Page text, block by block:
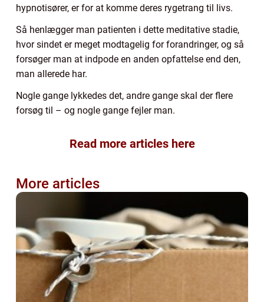
hypnotisører, er for at komme deres rygetrang til livs.
Så henlægger man patienten i dette meditative stadie,
hvor sindet er meget modtagelig for forandringer, og så
forsøger man at indpode en anden opfattelse end den,
man allerede har.
Nogle gange lykkedes det, andre gange skal der flere
forsøg til – og nogle gange fejler man.
Read more articles here
More articles